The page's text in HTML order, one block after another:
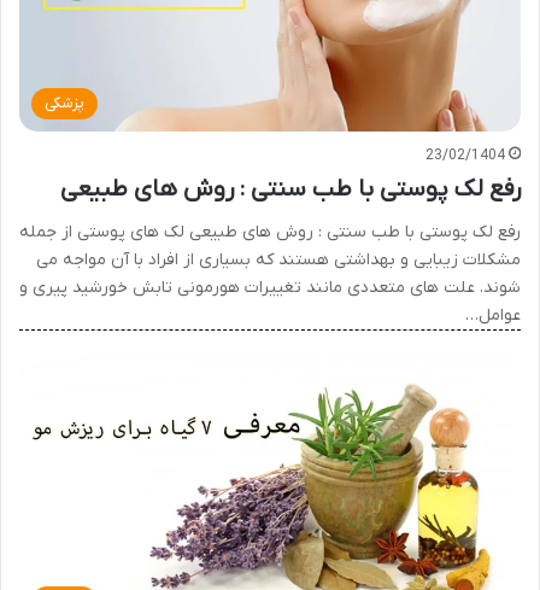
پزشکی
23/02/1404
رفع لک پوستی با طب سنتی : روش های طبیعی
رفع لک پوستی با طب سنتی : روش های طبیعی لک های پوستی از جمله
مشکلات زیبایی و بهداشتی هستند که بسیاری از افراد با آن مواجه می
شوند. علت های متعددی مانند تغییرات هورمونی تابش خورشید پیری و
عوامل…